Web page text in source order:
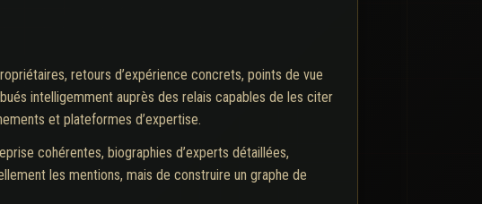
retours d’expérience concrets, points de vue
intelligemment auprès des relais capables de les citer
et plateformes d’expertise.
cohérentes, biographies d’experts détaillées,
les mentions, mais de construire un graphe de